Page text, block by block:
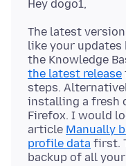
The latest
like your updates
the Knowledge
the latest release
steps.
installing a fresh
Firefox. I would
article Manually
profile data first.
backup of all